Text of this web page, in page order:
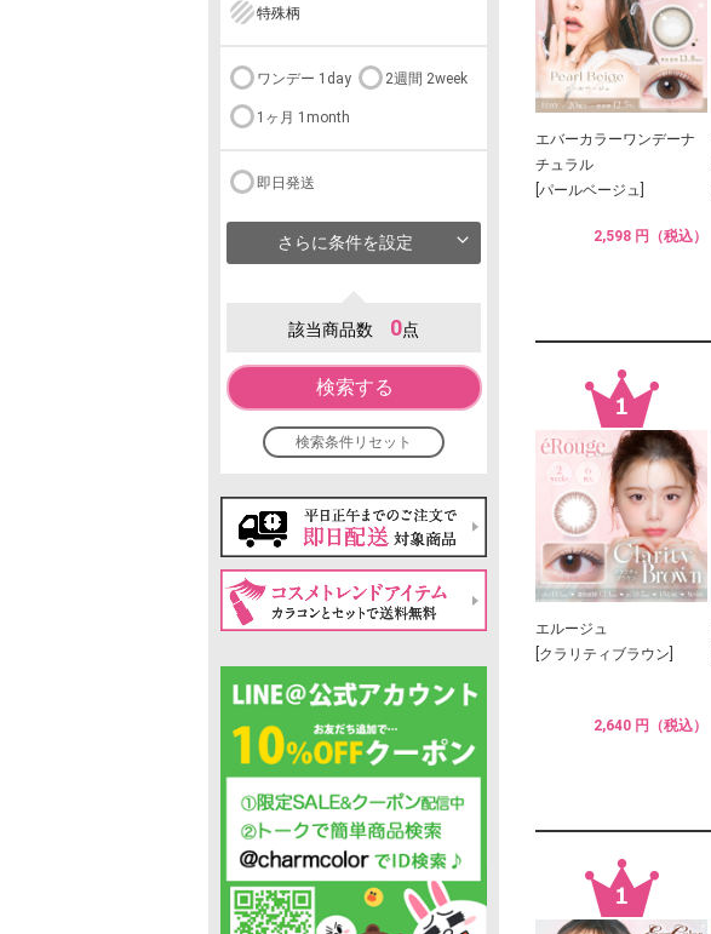
特殊柄
ワンデー 1day 2週間 2week
1ヶ月 1month
即日発送
さらに条件を設定
該当商品数 0点
検索する
検索条件リセット
エバーカラーワンデーナ
チュラル
[パールベージュ]
2,598 円（税込）
エルージュ
[クラリティブラウン]
2,640 円（税込）